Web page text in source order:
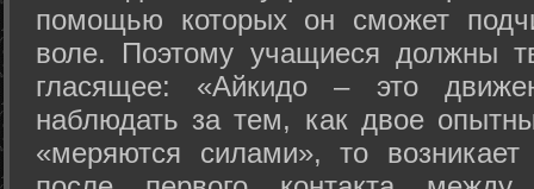
помощью которых он сможет
воле. Поэтому учащиеся должны
гласящее: «Айкидо – это
наблюдать за тем, как двое
«меряются силами», то возникает